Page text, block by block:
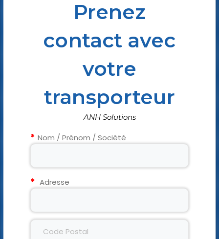
Prenez
contact avec
votre
transporteur
ANH Solutions
Nom / Prénom / Société
Adresse